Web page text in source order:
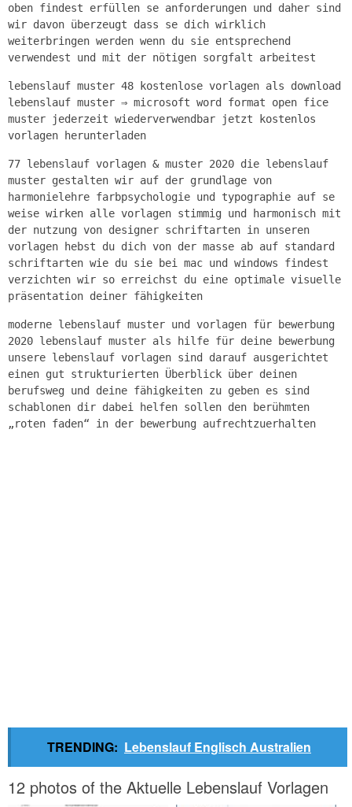
oben findest erfüllen se anforderungen und daher sind
wir davon überzeugt dass se dich wirklich
weiterbringen werden wenn du sie entsprechend
verwendest und mit der nötigen sorgfalt arbeitest
lebenslauf muster 48 kostenlose vorlagen als download
lebenslauf muster ⇒ microsoft word format open fice
muster jederzeit wiederverwendbar jetzt kostenlos
vorlagen herunterladen
77 lebenslauf vorlagen & muster 2020 die lebenslauf
muster gestalten wir auf der grundlage von
harmonielehre farbpsychologie und typographie auf se
weise wirken alle vorlagen stimmig und harmonisch mit
der nutzung von designer schriftarten in unseren
vorlagen hebst du dich von der masse ab auf standard
schriftarten wie du sie bei mac und windows findest
verzichten wir so erreichst du eine optimale visuelle
präsentation deiner fähigkeiten
moderne lebenslauf muster und vorlagen für bewerbung
2020 lebenslauf muster als hilfe für deine bewerbung
unsere lebenslauf vorlagen sind darauf ausgerichtet
einen gut strukturierten Überblick über deinen
berufsweg und deine fähigkeiten zu geben es sind
schablonen dir dabei helfen sollen den berühmten
„roten faden“ in der bewerbung aufrechtzuerhalten
TRENDING: Lebenslauf Englisch Australien
12 photos of the Aktuelle Lebenslauf Vorlagen